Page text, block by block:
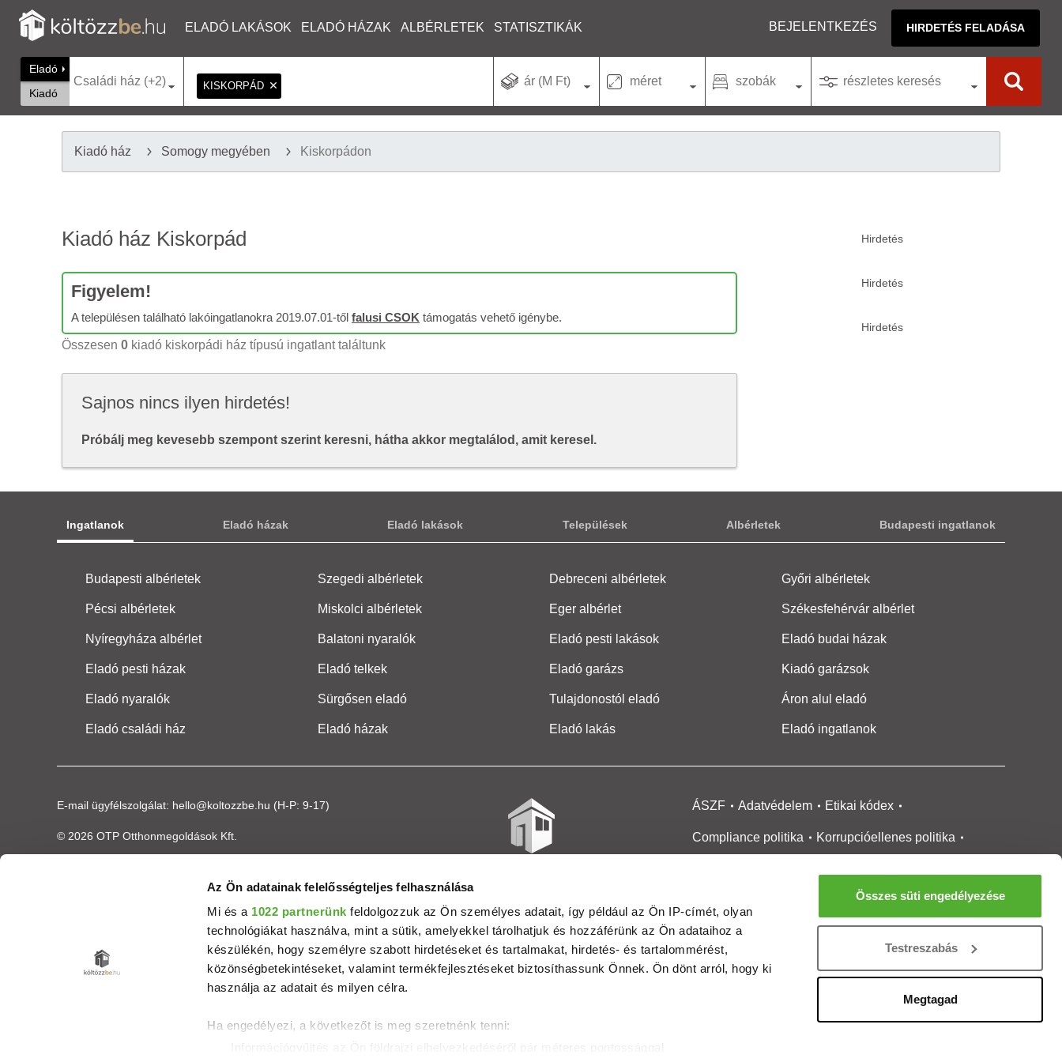
Az Ön adatainak felelősségteljes felhasználása
Mi és a 1022 partnerünk feldolgozzuk az Ön személyes adatait, így például az Ön IP-címét, olyan
technológiákat használva, mint a sütik, amelyekkel tárolhatjuk és hozzáférünk az Ön adataihoz a
készülékén, hogy személyre szabott hirdetéseket és tartalmakat, hirdetés- és tartalommérést,
közönségbetekintéseket, valamint termékfejlesztéseket biztosíthassunk Önnek. Ön dönt arról, hogy ki
használja az adatait és milyen célra.
Ha engedélyezi, a következőt is meg szeretnénk tenni:
Összes süti engedélyezése
Testreszabás
Megtagad
ELADÓ LAKÁSOK ELADÓ HÁZAK ALBÉRLETEK STATISZTIKÁK BEJELENTKEZÉS HIRDETÉS FELADÁSA
Eladó
Kiadó
Családi ház (+2) KISKORPÁD ár (M Ft) méret szobák részletes keresés
Kiadó ház Somogy megyében Kiskorpádon
Kiadó ház Kiskorpád
Figyelem!
A településen található lakóingatlanokra 2019.07.01-től falusi CSOK támogatás vehető igénybe.
Összesen 0 kiadó kiskorpádi ház típusú ingatlant találtunk
Sajnos nincs ilyen hirdetés!
Próbálj meg kevesebb szempont szerint keresni, hátha akkor megtalálod, amit keresel.
Ingatlanok Eladó házak Eladó lakások Települések Albérletek Budapesti ingatlanok
Budapesti albérletek Szegedi albérletek Debreceni albérletek Győri albérletek
Pécsi albérletek Miskolci albérletek Eger albérlet Székesfehérvár albérlet
Nyíregyháza albérlet Balatoni nyaralók Eladó pesti lakások Eladó budai házak
Eladó pesti házak Eladó telkek Eladó garázs Kiadó garázsok
Eladó nyaralók Sürgősen eladó Tulajdonostól eladó Áron alul eladó
Eladó családi ház Eladó házak Eladó lakás Eladó ingatlanok
E-mail ügyfélszolgálat: hello@koltozzbe.hu (H-P: 9-17)
© 2026 OTP Otthonmegoldások Kft.
ÁSZF Adatvédelem Etikai kódex
Compliance politika Korrupcióellenes politika
Médiaajánlat
Ingatlanközvetítőknek
Magánszemélyeknek
Új építésű lakások
Tartalommoderálási jelentés